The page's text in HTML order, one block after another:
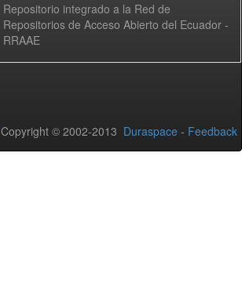
Repositorio integrado a la Red de
Repositorios de Acceso Abierto del Ecuador -
RRAAE
Copyright © 2002-2013 Duraspace - Feedback